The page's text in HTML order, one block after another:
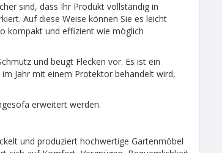
sind, dass Ihr Produkt vollständig in
Auf diese Weise können Sie es leicht
kompakt und effizient wie möglich
und beugt Flecken vor. Es ist ein
Jahr mit einem Protektor behandelt wird,
erweitert werden.
und produziert hochwertige Gartenmöbel